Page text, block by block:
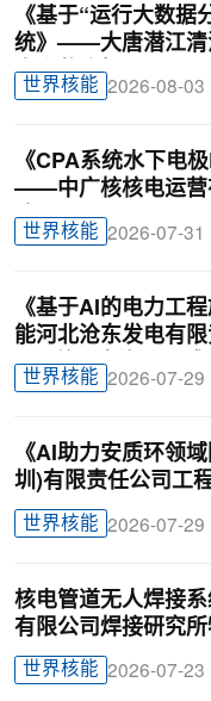
《基于“运行大数
统》——大唐潜江清
责人戴迎根
世界核能 2026-08-03
《CPA系统水下电
——中广核核电运营
达
世界核能 2026-07-31
《基于AI的电力工
能河北沧东发电有
BIM曾理咨询罗晟威
世界核能 2026-07-29
《AI助力安质环领
圳)有限责任公司工
世界核能 2026-07-29
核电管道无人焊接
有限公司焊接研究
世界核能 2026-07-23